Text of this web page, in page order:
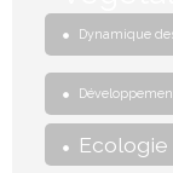
Dynamique